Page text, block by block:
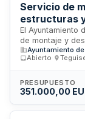
Servicio de
estructuras
El Ayuntamiento
de montaje y
propiedad del
diversos
diferentes
laborables,
programada por
Ayuntamiento
Abierto
PRESUPUESTO
351.000,00